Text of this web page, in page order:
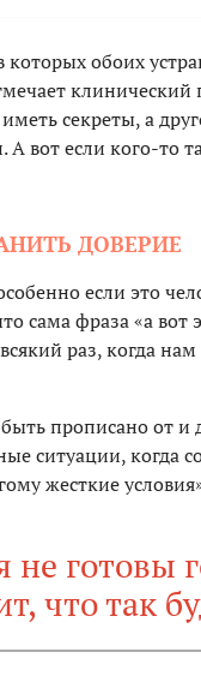
обоих
секреты, а
вот если кого-то
ДОВЕРИЕ
если это
сама фраза «а вот
раз, когда
прописано от
ситуации, когда
жесткие
не готовы
что так